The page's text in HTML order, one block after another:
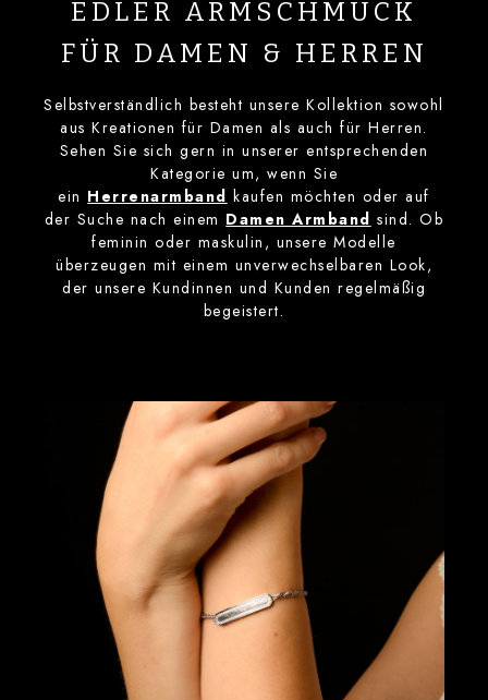
EDLER ARMSCHMUCK
FÜR DAMEN & HERREN
Selbstverständlich besteht unsere Kollektion sowohl
aus Kreationen für Damen als auch für Herren.
Sehen Sie sich gern in unserer entsprechenden
Kategorie um, wenn Sie
ein Herrenarmband kaufen möchten oder auf
der Suche nach einem Damen Armband sind. Ob
feminin oder maskulin, unsere Modelle
überzeugen mit einem unverwechselbaren Look,
der unsere Kundinnen und Kunden regelmäßig
begeistert.